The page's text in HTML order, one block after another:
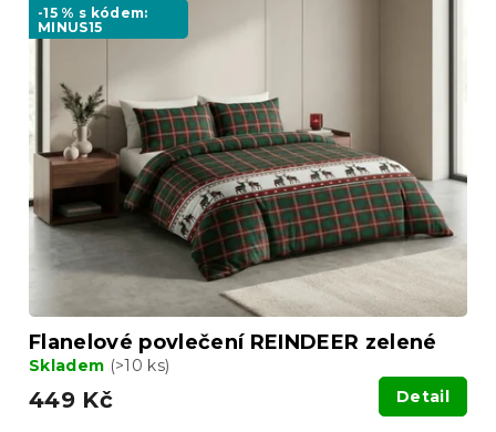
-15 % s kódem:
MINUS15
Flanelové povlečení REINDEER zelené
Skladem (>10 ks)
449 Kč Detail